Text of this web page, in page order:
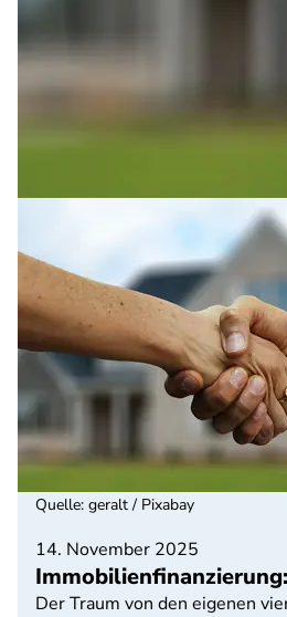
14. November 2025
Der Traum von den eigenen
Quelle: geralt / Pixabay